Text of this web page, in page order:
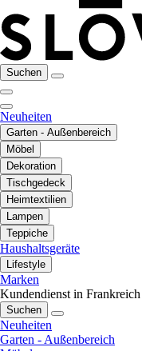
Suchen
Neuheiten
Garten - Außenbereich
Möbel
Dekoration
Tischgedeck
Heimtextilien
Lampen
Teppiche
Haushaltsgeräte
Lifestyle
Marken
Kundendienst in Frankreich
Suchen
Neuheiten
Garten - Außenbereich